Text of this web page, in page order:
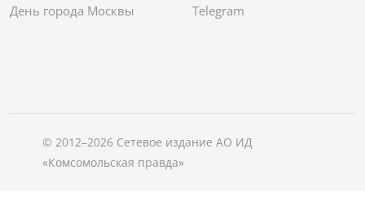
День города Москвы
Telegram
© 2012–2026 Сетевое издание АО ИД
«Комсомольская правда»